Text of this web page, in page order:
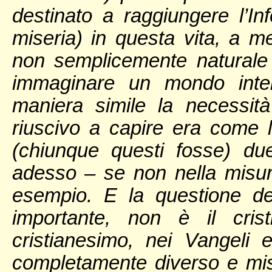
destinato a raggiungere
miseria) in questa vita, a
non semplicemente
immaginare un mondo
maniera simile la
riuscivo a capire era come
(chiunque questi fosse)
adesso – se non nella
esempio. E la questione
importante, non è il
cristianesimo, nei
completamente diverso e